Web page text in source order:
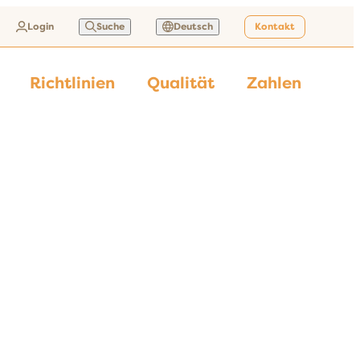
Login Suche Deutsch Kontakt
Richtlinien Qualität Zahlen